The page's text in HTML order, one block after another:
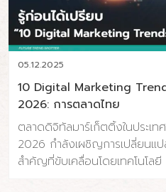
05.12.2025
10 Digital Marketing
2026: การตลาดไทย
ตลาดดิจิทัลมาร์เก็ตติ้งในประเท
2026 กำลังเผชิญการเปลี่ยนแ
สำคัญที่ขับเคลื่อนโดยเทคโนโลยี